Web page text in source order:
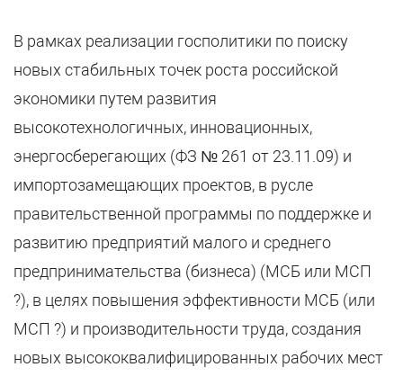
В рамках реализации госполитики по поиску
новых стабильных точек роста российской
экономики путем развития
высокотехнологичных, инновационных,
энергосберегающих (ФЗ № 261 от 23.11.09) и
импортозамещающих проектов, в русле
правительственной программы по поддержке и
развитию предприятий малого и среднего
предпринимательства (бизнеса) (МСБ или МСП
?), в целях повышения эффективности МСБ (или
МСП ?) и производительности труда, создания
новых высококвалифицированных рабочих мест